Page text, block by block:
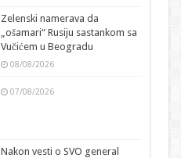
Zelenski namerava da
„ošamari“ Rusiju sastankom sa
Vučićem u Beogradu
08/08/2026
07/08/2026
Nakon vesti o SVO general